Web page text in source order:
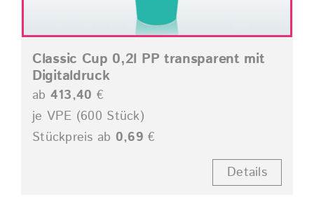
Classic Cup 0,2l PP transparent mit
Digitaldruck
ab 413,40 €
je VPE (600 Stück)
Stückpreis ab 0,69 €
Details